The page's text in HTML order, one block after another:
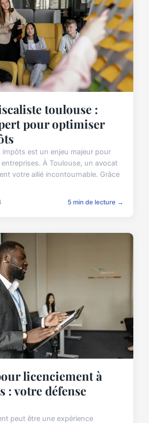
toulouse :
pour optimiser
impôts est un enjeu majeur pour
À Toulouse, un avocat
votre allié incontournable. Grâce
5 min de lecture →
licenciement à
: votre défense
peut être une expérience